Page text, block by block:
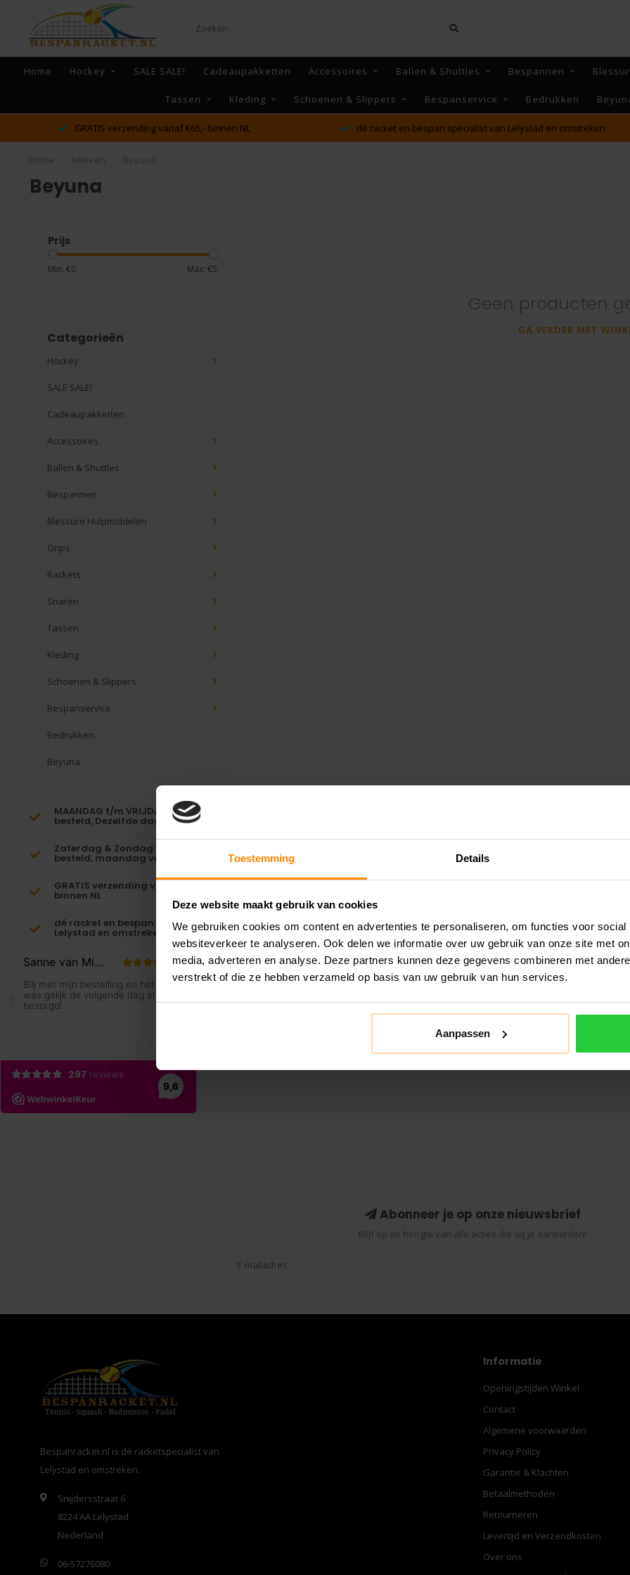
Toestemming Details
Deze website maakt gebruik van cookies
We gebruiken cookies om content en advertenties te personaliseren, om functies voor
websiteverkeer te analyseren. Ook delen we informatie over uw gebruik van onze site met
media, adverteren en analyse. Deze partners kunnen deze gegevens combineren met
verstrekt of die ze hebben verzameld op basis van uw gebruik van hun services.
Aanpassen
Home Hockey SALE SALE! Cadeaupakketten Accessoires Ballen & Shuttles Bespannen
Tassen Kleding Schoenen & Slippers Bespanservice Bedrukken
GRATIS verzending vanaf €65,- binnen NL dé racket en bespan specialist van Lelystad en omstreken
Beyuna
Prijs
Min: €0 Max: €5
Categorieën
Hockey
SALE SALE!
Cadeaupakketten
Accessoires
Ballen & Shuttles
Bespannen
Blessure Hulpmiddelen
Grips
Rackets
Snaren
Tassen
Kleding
Schoenen & Slippers
Bespanservice
Bedrukken
Beyuna
MAANDAG t/m VRIJDAG voor 16:00
besteld, Dezelfde dag verzonden!*
Zaterdag & Zondag voor 23:59
besteld, maandag verzonden!
GRATIS verzending vanaf €65,-
binnen NL
dé racket en bespan specialist van
Lelystad en omstreken
Geen producten
GA VERDER MET
Abonneer je op onze nieuwsbrief
Blijf op de hoogte van alle acties die wij je aanbieden!
Bespanracket.nl is dé racketspecialist van
Lelystad en omstreken.
Snijdersstraat 6
8224 AA Lelystad
Nederland
06-57276080
Informatie
Openingstijden Winkel
Contact
Algemene voorwaarden
Privacy Policy
Garantie & Klachten
Betaalmethoden
Retourneren
Levertijd en Verzendkosten
Over ons